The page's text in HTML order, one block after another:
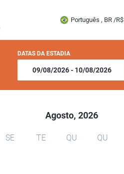
Português , BR /R$
DATAS DA ESTADIA
Agosto, 2026
SE TE QU QU